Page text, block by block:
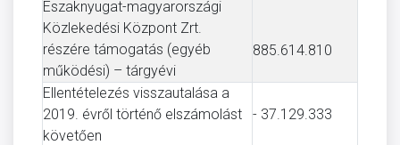
Északnyugat-magyarországi
Közlekedési Központ Zrt.
részére támogatás (egyéb
működési) – tárgyévi
885.614.810
Ellentételezés visszautalása a
2019. évről történő elszámolást
követően
- 37.129.333